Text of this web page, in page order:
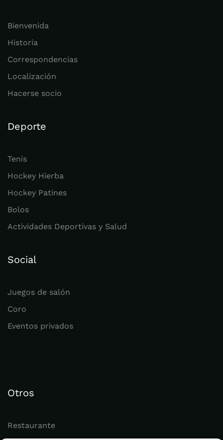
Bienvenida
Historia
Correspondencias
Localización
Hacerse socio
Deporte
Tenis
Hockey Hierba
Hockey Patines
Bolos
Actividades Deportivas y Salud
Social
Juegos de salón
Coro
Eventos privados
Otros
Restaurante